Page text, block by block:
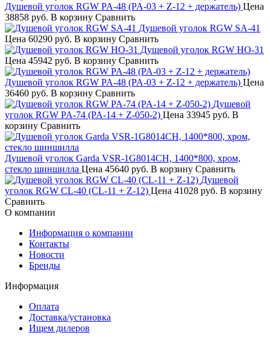
Душевой уголок RGW PA-48 (PA-03 + Z-12 + держатель) Цена
38858 руб. В корзину Сравнить
Душевой уголок RGW SA-41
Цена 60290 руб. В корзину Сравнить
Душевой уголок RGW HO-31
Цена 45942 руб. В корзину Сравнить
Душевой уголок RGW PA-48 (PA-03 + Z-12 + держатель) Цена
36460 руб. В корзину Сравнить
Душевой
уголок RGW PA-74 (PA-14 + Z-050-2) Цена 33945 руб. В
корзину Сравнить
Душевой уголок Garda VSR-1G8014CH, 1400*800, хром,
стекло шиншилла Цена 45640 руб. В корзину Сравнить
Душевой
уголок RGW CL-40 (CL-11 + Z-12) Цена 41028 руб. В корзину
Сравнить
О компании
Информация о компании
Контакты
Новости
Бренды
Информация
Оплата
Доставка/установка
Ищем дилеров